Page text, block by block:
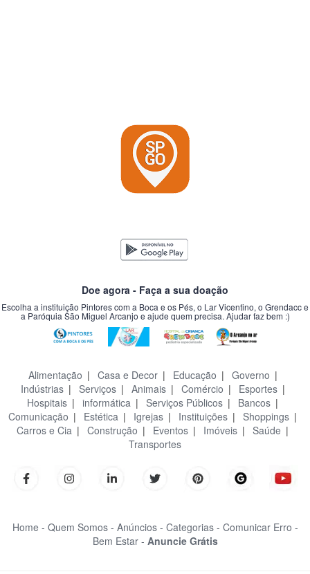
Doe agora - Faça a sua doação
Escolha a instituição Pintores com a Boca e os Pés, o Lar Vicentino, o Grendacc e
a Paróquia São Miguel Arcanjo e ajude quem precisa. Ajudar faz bem :)
Alimentação | Casa e Decor| Educação | Governo |
Indústrias| Serviços| Animais| Comércio | Esportes|
Hospitais | informática | Serviços Públicos | Bancos |
Comunicação | Estética | Igrejas | Instituições | Shoppings |
Carros e Cia | Construção | Eventos | Imóveis | Saúde |
Transportes
Home - Quem Somos - Anúncios - Categorias - Comunicar Erro -
Bem Estar - Anuncie Grátis